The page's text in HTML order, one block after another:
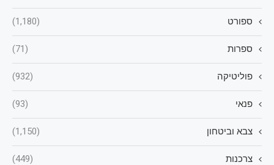
ספורט (1,180)
ספרות (71)
פוליטיקה (932)
פנאי (93)
צבא וביטחון (1,150)
צרכנות (449)